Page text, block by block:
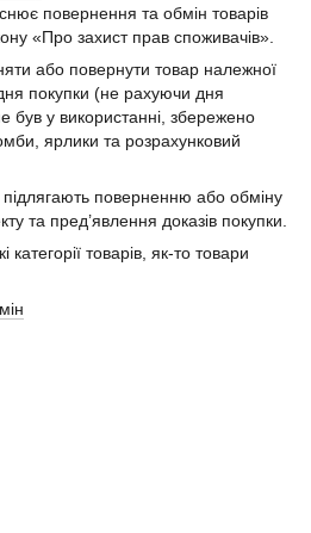
повернення та обмін товарів
«Про захист прав споживачів».
або повернути товар належної
покупки (не рахуючи дня
був у використанні, збережено
ярлики та розрахунковий
поверненню або обміну
та пред’явлення доказів покупки.
товарів, як-то товари